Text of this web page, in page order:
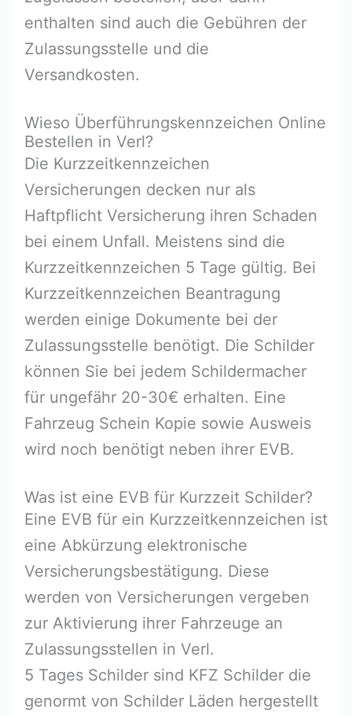
enthalten sind auch die Gebühren der
Zulassungsstelle und die
Versandkosten.
Wieso Überführungskennzeichen Online
Bestellen in Verl?
Die Kurzzeitkennzeichen
Versicherungen decken nur als
Haftpflicht Versicherung ihren Schaden
bei einem Unfall. Meistens sind die
Kurzzeitkennzeichen 5 Tage gültig. Bei
Kurzzeitkennzeichen Beantragung
werden einige Dokumente bei der
Zulassungsstelle benötigt. Die Schilder
können Sie bei jedem Schildermacher
für ungefähr 20-30€ erhalten. Eine
Fahrzeug Schein Kopie sowie Ausweis
wird noch benötigt neben ihrer EVB.
Was ist eine EVB für Kurzzeit Schilder?
Eine EVB für ein Kurzzeitkennzeichen ist
eine Abkürzung elektronische
Versicherungsbestätigung. Diese
werden von Versicherungen vergeben
zur Aktivierung ihrer Fahrzeuge an
Zulassungsstellen in Verl.
5 Tages Schilder sind KFZ Schilder die
genormt von Schilder Läden hergestellt